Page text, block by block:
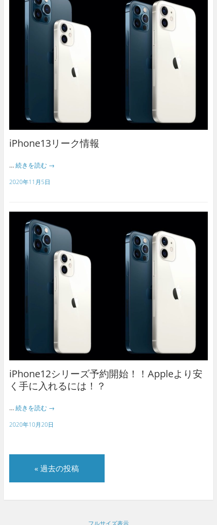
iPhone13リーク情報
… 続きを読む →
2020年11月5日
iPhone12シリーズ予約開始！！Appleより安
く手に入れるには！？
… 続きを読む →
2020年10月20日
« 過去の投稿